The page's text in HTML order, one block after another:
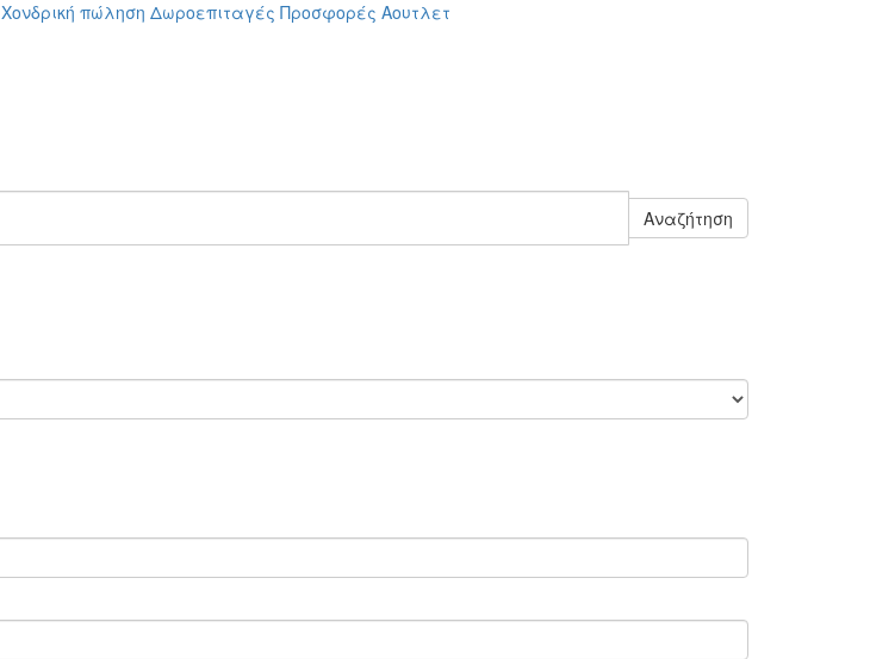
Χονδρική πώληση Δωροεπιταγές Προσφορές Αουτλετ
Αναζήτηση